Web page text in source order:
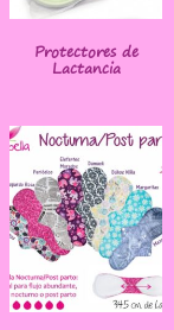
Protectores de
Lactancia